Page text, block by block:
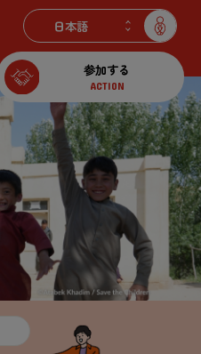
参加する
ACTION